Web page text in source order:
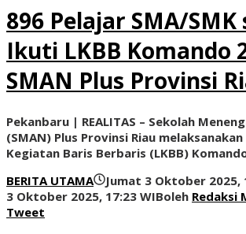
896 Pelajar SMA/SMK
Ikuti LKBB Komando
SMAN Plus Provinsi
Pekanbaru | REALITAS – Sekolah
(SMAN) Plus Provinsi Riau
Kegiatan Baris Berbaris (LKBB)
BERITA UTAMA
Jumat 3 Oktober 2025,
3 Oktober 2025, 17:23 WIBoleh Redaksi
Tweet